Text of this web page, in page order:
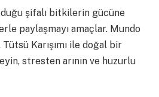
şifalı bitkilerin gücüne
paylaşmayı amaçlar. Mundo
Karışımı ile doğal bir
stresten arının ve huzurlu